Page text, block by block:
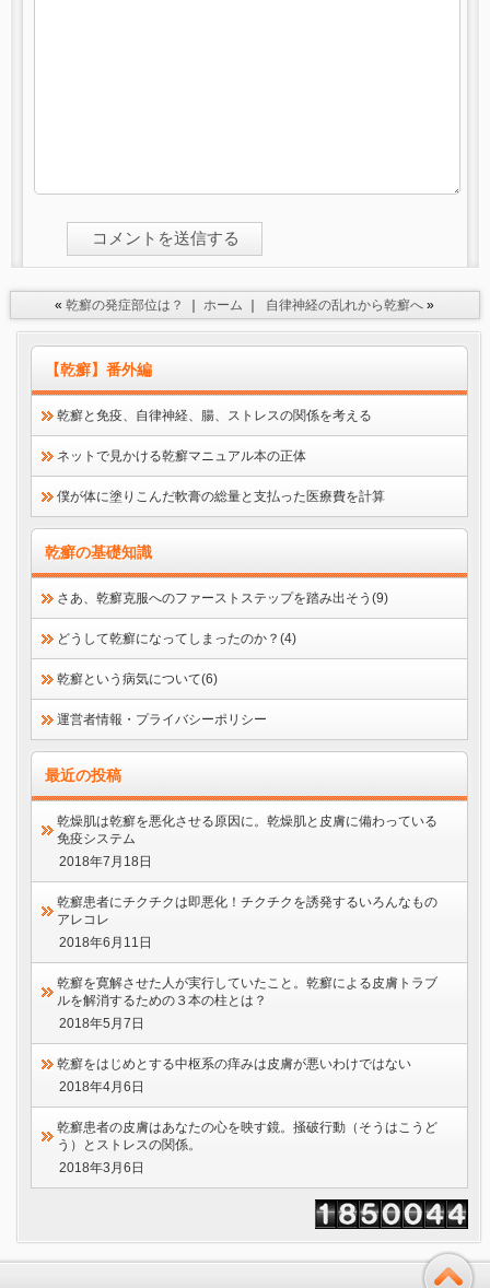
«乾癬の発症部位は？ ｜ホーム 自律神経の乱れから乾癬へ »
【乾癬】番外編
乾癬と免疫、自律神経、腸、ストレスの関係を考える
ネットで見かける乾癬マニュアル本の正体
僕が体に塗りこんだ軟膏の総量と支払った医療費を計算
乾癬の基礎知識
さあ、乾癬克服へのファーストステップを踏み出そう(9)
どうして乾癬になってしまったのか？(4)
乾癬という病気について(6)
運営者情報・プライバシーポリシー
最近の投稿
乾燥肌は乾癬を悪化させる原因に。乾燥肌と皮膚に備わっている
免疫システム
2018年7月18日
乾癬患者にチクチクは即悪化！チクチクを誘発するいろんなもの
アレコレ
2018年6月11日
乾癬を寛解させた人が実行していたこと。乾癬による皮膚トラブ
ルを解消するための３本の柱とは？
2018年5月7日
乾癬をはじめとする中枢系の痒みは皮膚が悪いわけではない
2018年4月6日
乾癬患者の皮膚はあなたの心を映す鏡。掻破行動（そうはこうど
う）とストレスの関係。
2018年3月6日